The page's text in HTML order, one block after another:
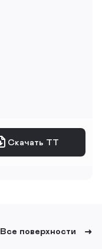
Скачать ТТ
Все поверхности